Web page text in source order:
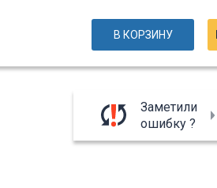
В КОРЗИНУ
Заметили
ошибку ?